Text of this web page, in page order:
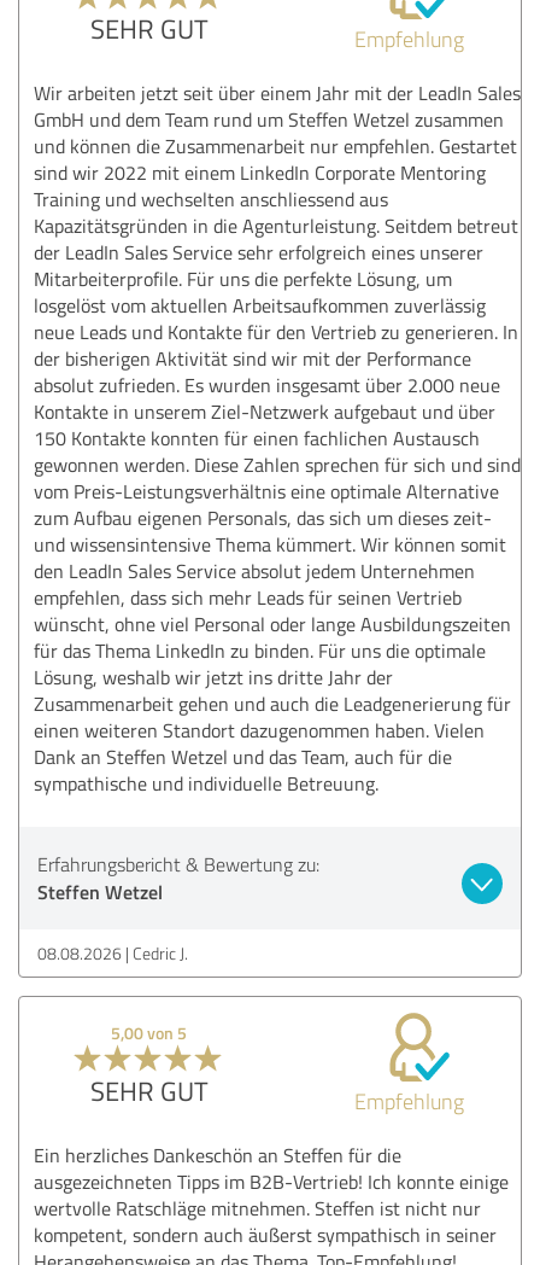
SEHR GUT Empfehlung
Wir arbeiten jetzt seit über einem Jahr mit der LeadIn Sales
GmbH und dem Team rund um Steffen Wetzel zusammen
und können die Zusammenarbeit nur empfehlen. Gestartet
sind wir 2022 mit einem LinkedIn Corporate Mentoring
Training und wechselten anschliessend aus
Kapazitätsgründen in die Agenturleistung. Seitdem betreut
der LeadIn Sales Service sehr erfolgreich eines unserer
Mitarbeiterprofile. Für uns die perfekte Lösung, um
losgelöst vom aktuellen Arbeitsaufkommen zuverlässig
neue Leads und Kontakte für den Vertrieb zu generieren. In
der bisherigen Aktivität sind wir mit der Performance
absolut zufrieden. Es wurden insgesamt über 2.000 neue
Kontakte in unserem Ziel-Netzwerk aufgebaut und über
150 Kontakte konnten für einen fachlichen Austausch
gewonnen werden. Diese Zahlen sprechen für sich und sind
vom Preis-Leistungsverhältnis eine optimale Alternative
zum Aufbau eigenen Personals, das sich um dieses zeit-
und wissensintensive Thema kümmert. Wir können somit
den LeadIn Sales Service absolut jedem Unternehmen
empfehlen, dass sich mehr Leads für seinen Vertrieb
wünscht, ohne viel Personal oder lange Ausbildungszeiten
für das Thema LinkedIn zu binden. Für uns die optimale
Lösung, weshalb wir jetzt ins dritte Jahr der
Zusammenarbeit gehen und auch die Leadgenerierung für
einen weiteren Standort dazugenommen haben. Vielen
Dank an Steffen Wetzel und das Team, auch für die
sympathische und individuelle Betreuung.
Erfahrungsbericht & Bewertung zu:
Steffen Wetzel
08.08.2026 Cedric J.
5,00 von 5
SEHR GUT Empfehlung
Ein herzliches Dankeschön an Steffen für die
ausgezeichneten Tipps im B2B-Vertrieb! Ich konnte einige
wertvolle Ratschläge mitnehmen. Steffen ist nicht nur
kompetent, sondern auch äußerst sympathisch in seiner